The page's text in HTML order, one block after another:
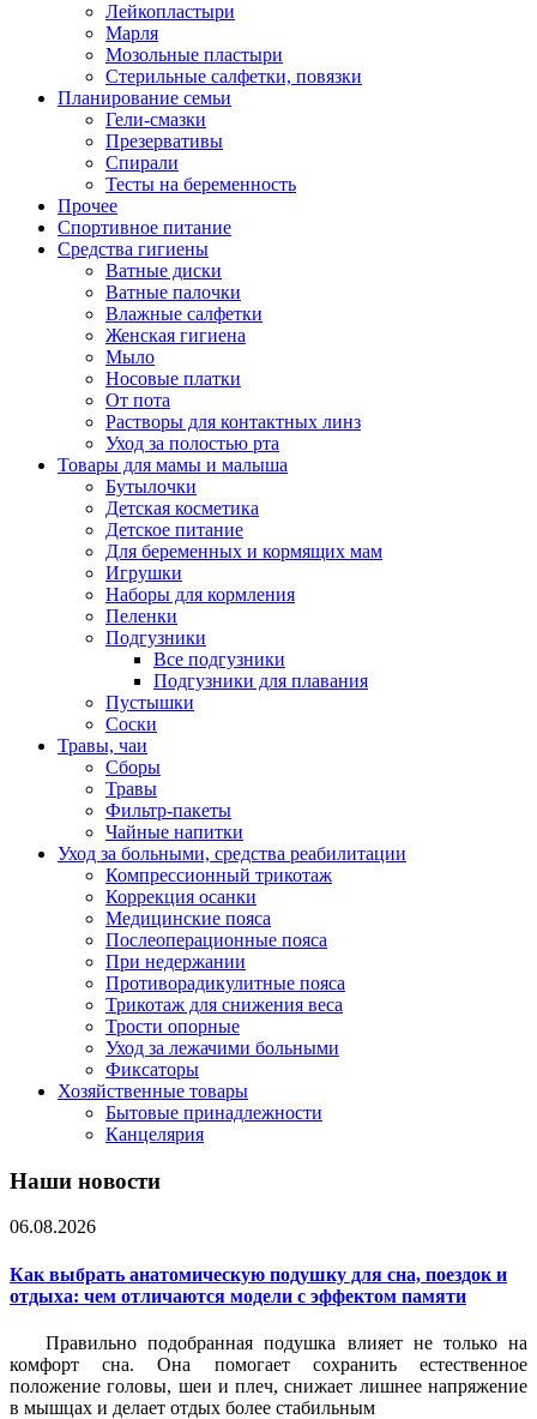
Лейкопластыри
Марля
Мозольные пластыри
Стерильные салфетки, повязки
Планирование семьи
Гели-смазки
Презервативы
Спирали
Тесты на беременность
Прочее
Спортивное питание
Средства гигиены
Ватные диски
Ватные палочки
Влажные салфетки
Женская гигиена
Мыло
Носовые платки
От пота
Растворы для контактных линз
Уход за полостью рта
Товары для мамы и малыша
Бутылочки
Детская косметика
Детское питание
Для беременных и кормящих мам
Игрушки
Наборы для кормления
Пеленки
Подгузники
Все подгузники
Подгузники для плавания
Пустышки
Соски
Травы, чаи
Сборы
Травы
Фильтр-пакеты
Чайные напитки
Уход за больными, средства реабилитации
Компрессионный трикотаж
Коррекция осанки
Медицинские пояса
Послеоперационные пояса
При недержании
Противорадикулитные пояса
Трикотаж для снижения веса
Трости опорные
Уход за лежачими больными
Фиксаторы
Хозяйственные товары
Бытовые принадлежности
Канцелярия
Наши новости
06.08.2026
Как выбрать анатомическую подушку для сна, поездок и
отдыха: чем отличаются модели с эффектом памяти
Правильно подобранная подушка влияет не только на
комфорт сна. Она помогает сохранить естественное
положение головы, шеи и плеч, снижает лишнее напряжение
в мышцах и делает отдых более стабильным